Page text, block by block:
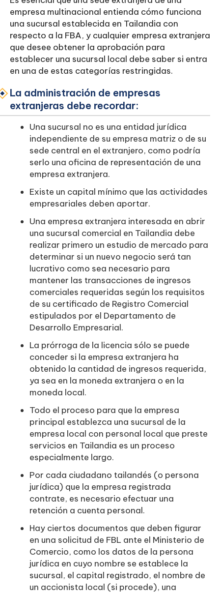
empresa multinacional entienda cómo funciona
una sucursal establecida en Tailandia con
respecto a la FBA, y cualquier empresa extranjera
que desee obtener la aprobación para
establecer una sucursal local debe saber si entra
en una de estas categorías restringidas.
La administración de empresas
extranjeras debe recordar:
Una sucursal no es una entidad jurídica
independiente de su empresa matriz o de su
sede central en el extranjero, como podría
serlo una oficina de representación de una
empresa extranjera.
Existe un capital mínimo que las actividades
empresariales deben aportar.
Una empresa extranjera interesada en abrir
una sucursal comercial en Tailandia debe
realizar primero un estudio de mercado para
determinar si un nuevo negocio será tan
lucrativo como sea necesario para
mantener las transacciones de ingresos
comerciales requeridas según los requisitos
de su certificado de Registro Comercial
estipulados por el Departamento de
Desarrollo Empresarial.
La prórroga de la licencia sólo se puede
conceder si la empresa extranjera ha
obtenido la cantidad de ingresos requerida,
ya sea en la moneda extranjera o en la
moneda local.
Todo el proceso para que la empresa
principal establezca una sucursal de la
empresa local con personal local que preste
servicios en Tailandia es un proceso
especialmente largo.
Por cada ciudadano tailandés (o persona
jurídica) que la empresa registrada
contrate, es necesario efectuar una
retención a cuenta personal.
Hay ciertos documentos que deben figurar
en una solicitud de FBL ante el Ministerio de
Comercio, como los datos de la persona
jurídica en cuyo nombre se establece la
sucursal, el capital registrado, el nombre de
un accionista local (si procede), una